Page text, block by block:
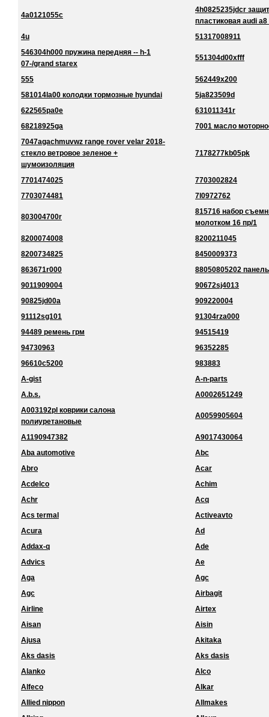
4a0121055c
4h0825235jdcr
пластиковая audi
4u
51317008911
546304h000 пружина передняя -- h-1
07-/grand starex
551304d00xfff
555
562449x200
581014la00 колодки тормозные hyundai
5ja823509d
622565pa0e
631011341r
68218925ga
7001 масло
7047agachmuvwz range rover velar 2018-
стекло ветровое зеленое +
шумоизоляция
7178277kb05pk
7701474025
7703002824
7703074481
7l0972762
803004700r
815716 набор
молотком 16 пр/1
8200074008
8200211045
8200734825
8450009373
863671r000
88050805202
9011909004
90672sj4013
90825jd00a
909220004
91112sg101
91304rza000
94489 ремень грм
94515419
94730963
96352285
96610c5200
983883
A-gist
A-n-parts
A.b.s.
A0002651249
A003192pl коврики салона
полиуретановые
A0059905604
A1190947382
A9017430064
Aba automotive
Abc
Abro
Acar
Acdelco
Achim
Achr
Acq
Acs termal
Activeavto
Acura
Ad
Addax-q
Ade
Advics
Ae
Aga
Agc
Agc
Airbagit
Airline
Airtex
Aisan
Aisin
Ajusa
Akitaka
Aks dasis
Aks dasis
Alanko
Alco
Alfeco
Alkar
Allied nippon
Allmakes